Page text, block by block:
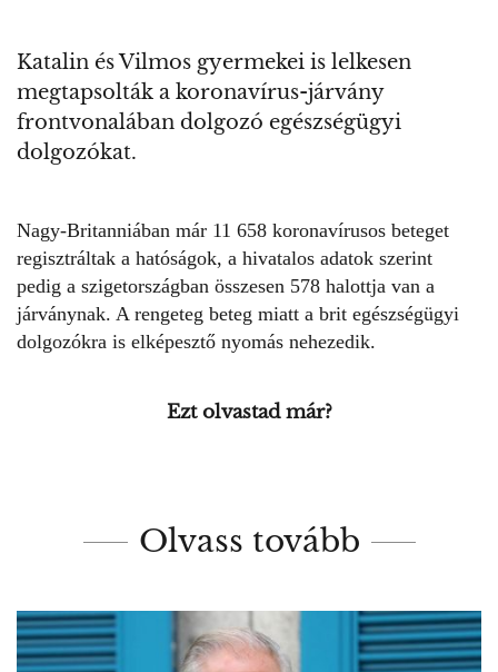
Katalin és Vilmos gyermekei is lelkesen
megtapsolták a koronavírus-járvány
frontvonalában dolgozó egészségügyi
dolgozókat.
Nagy-Britanniában már 11 658 koronavírusos beteget
regisztráltak a hatóságok, a hivatalos adatok szerint
pedig a szigetországban összesen 578 halottja van a
járványnak. A rengeteg beteg miatt a brit egészségügyi
dolgozókra is elképesztő nyomás nehezedik.
Ezt olvastad már?
Olvass tovább